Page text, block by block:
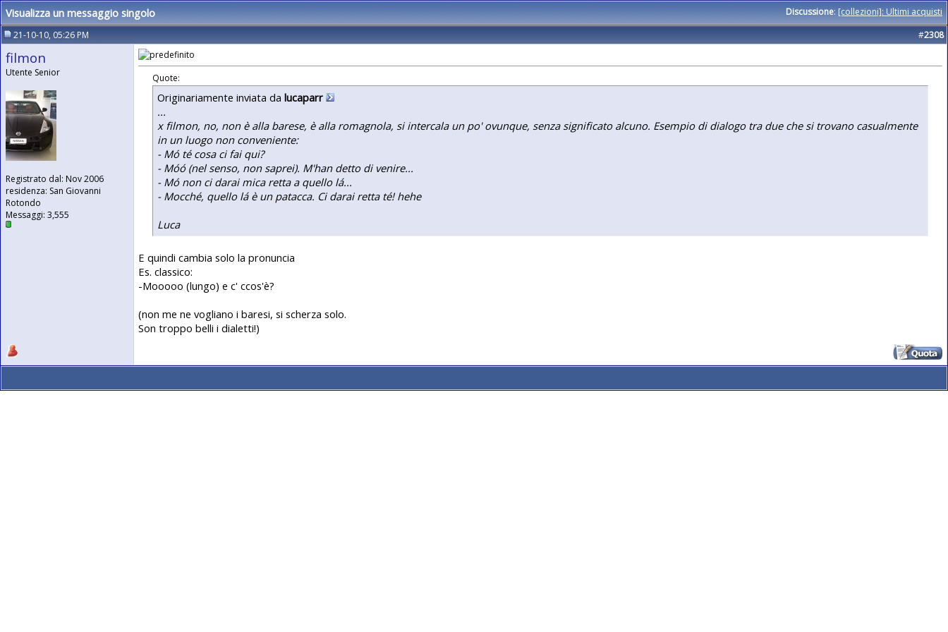
Discussione: [collezioni]: Ultimi acquisti
Visualizza un messaggio singolo
21-10-10, 05:26 PM #2308
filmon
Utente Senior
Registrato dal: Nov 2006
residenza: San Giovanni
Rotondo
Messaggi: 3,555
Quote:
Originariamente inviata da lucaparr
...
x filmon, no, non è alla barese, è alla romagnola, si intercala un po' ovunque, senza significato alcuno. Esempio di dialogo tra due che si trovano casualmente
in un luogo non conveniente:
- Mó té cosa ci fai qui?
- Móó (nel senso, non saprei). M'han detto di venire...
- Mó non ci darai mica retta a quello lá...
- Mocché, quello lá è un patacca. Ci darai retta té! hehe
Luca
E quindi cambia solo la pronuncia
Es. classico:
-Mooooo (lungo) e c' ccos'è?
(non me ne vogliano i baresi, si scherza solo.
Son troppo belli i dialetti!)